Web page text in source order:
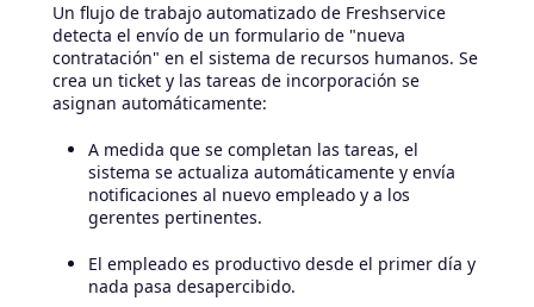
Un flujo de trabajo automatizado de Freshservice
detecta el envío de un formulario de "nueva
contratación" en el sistema de recursos humanos. Se
crea un ticket y las tareas de incorporación se
asignan automáticamente:
A medida que se completan las tareas, el
sistema se actualiza automáticamente y envía
notificaciones al nuevo empleado y a los
gerentes pertinentes.
El empleado es productivo desde el primer día y
nada pasa desapercibido.